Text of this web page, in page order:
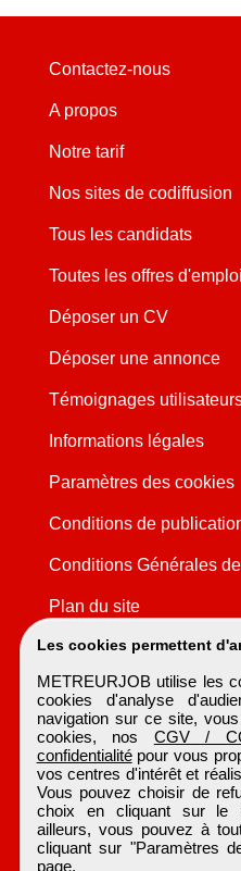
Les cookies permettent
METREURJOB utilise les
cookies d'analyse
navigation sur ce site,
cookies, nos CGV /
confidentialitépour vous
vos centres d'intérêt et
Vous pouvez choisir de
choix en cliquant sur le
ailleurs, vous pouvez à
cliquant sur "Paramètres
page.
Contactez-nous
A propos
Notre tarif
Nos sites de codiffusion
Tous les candidats
Toutes les offres d'emploi
Déposer un CV
Déposer une annonce
Témoignages
Informations légales
Paramètres des cookies
Conditions de
Conditions Générales
Plan du site